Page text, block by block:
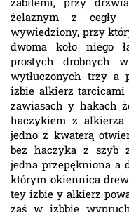
żelaznym z cegły
wywiedziony, przy
dwoma koło niego
prostych drobnych
wytłuczonych trzy a
izbie alkierz
zawiasach y hakach
haczykiem z alkierza
jedno z kwaterą
bez haczyka z szyb
jedna przepękniona a
którym okiennica
tey izbie y alkierz
zaś w izbbie